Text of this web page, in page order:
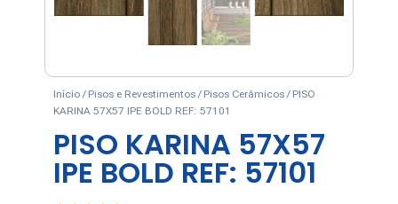
Início / Pisos e Revestimentos / Pisos Cerâmicos / PISO
KARINA 57X57 IPE BOLD REF: 57101
PISO KARINA 57X57
IPE BOLD REF: 57101